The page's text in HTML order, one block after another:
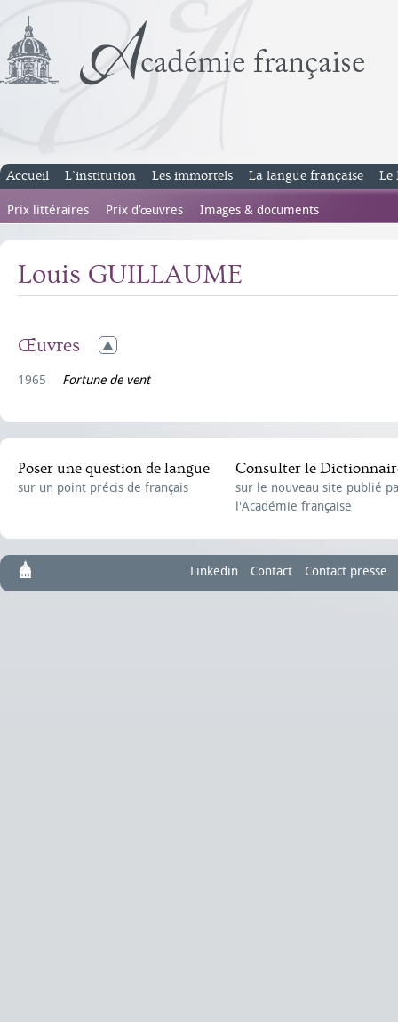
Accueil L’institution Les immortels La langue française Le
Prix littéraires Prix d’œuvres Images & documents
Louis GUILLAUME
Œuvres
1965 Fortune de vent
Poser une question de langue
sur un point précis de français
Consulter le
sur le nouveau site publié
l'Académie française
Linkedin Contact Contact presse